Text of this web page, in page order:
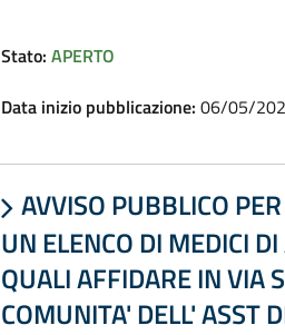
Stato: APERTO
Data inizio pubblicazione: 06/05/
 AVVISO PUBBLICO
UN ELENCO DI MEDICI
QUALI AFFIDARE IN VIA
COMUNITA' DELL' ASST